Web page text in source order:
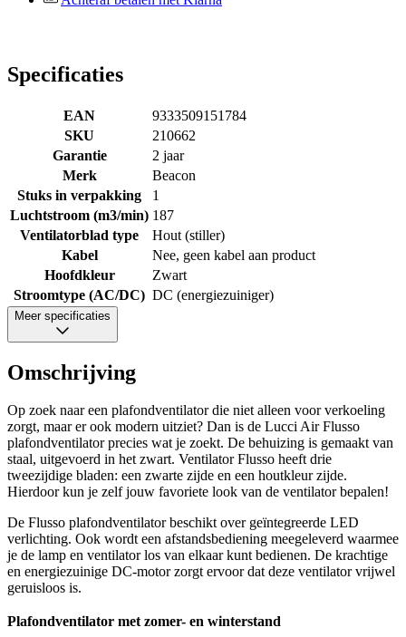
Specificaties
EAN
9333509151784
SKU
210662
Garantie
2 jaar
Merk
Beacon
Stuks in verpakking
1
Luchtstroom (m3/min) 187
Ventilatorblad type
Hout (stiller)
Kabel
Nee, geen kabel aan product
Hoofdkleur
Zwart
Stroomtype (AC/DC) DC (energiezuiniger)
Meer specificaties
Omschrijving
Op zoek naar een plafondventilator die niet alleen voor verkoeling
zorgt, maar er ook modern uitziet? Dan is de Lucci Air Flusso
plafondventilator precies wat je zoekt. De behuizing is gemaakt van
staal, uitgevoerd in het zwart. Ventilator Flusso heeft drie
tweezijdige bladen: een zwarte zijde en een houtkleur zijde.
Hierdoor kun je zelf jouw favoriete look van de ventilator bepalen!
De Flusso plafondventilator beschikt over geïntegreerde LED
verlichting. Ook wordt een afstandsbediening meegeleverd waarmee
je de lamp en ventilator los van elkaar kunt bedienen. De krachtige
en energiezuinige DC-motor zorgt ervoor dat deze ventilator vrijwel
geruisloos is.
Plafondventilator met zomer- en winterstand